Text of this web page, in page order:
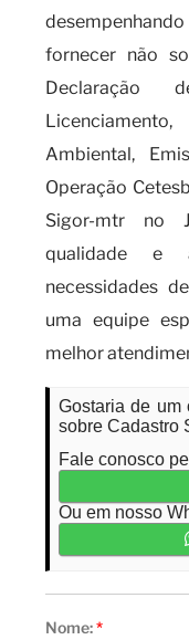
fornecer não
Declaração
Ambiental,
Operação
Sigor-mtr no
qualidade e
necessidades
uma equipe
melhor
Gostaria de um
sobre Cadastro
Fale conosco
Ou em nosso
Nome:*